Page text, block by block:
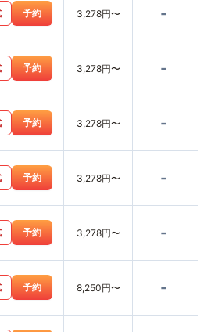
予約 3,278円〜 -
予約 3,278円〜 -
予約 3,278円〜 -
予約 3,278円〜 -
予約 3,278円〜 -
予約 8,250円〜 -